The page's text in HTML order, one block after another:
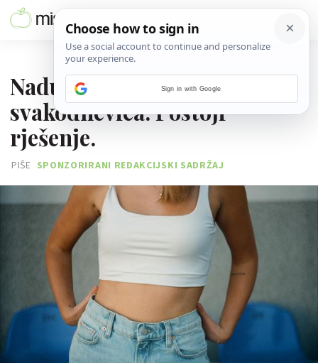
Nadutost ne mora biti vaša
svakodnevica. Postoji
rješenje.
PIŠE SPONZORIRANI REDAKCIJSKI SADRŽAJ
Sign in with Google